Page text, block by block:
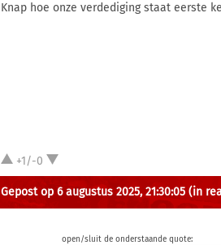
Knap hoe onze verdediging staat eerste
+1/-0
Gepost op 6 augustus 2025, 21:30:05 (in
open/sluit de onderstaande quote: